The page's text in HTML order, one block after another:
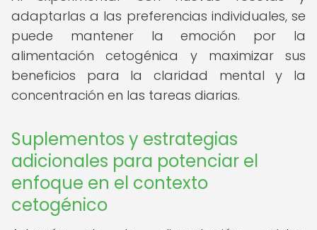
adaptarlas a las preferencias individuales, se
puede mantener la emoción por la
alimentación cetogénica y maximizar sus
beneficios para la claridad mental y la
concentración en las tareas diarias.
Suplementos y estrategias
adicionales para potenciar el
enfoque en el contexto
cetogénico